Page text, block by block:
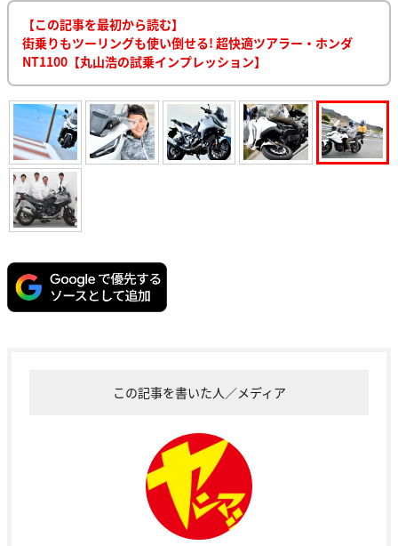
【この記事を最初から読む】
街乗りもツーリングも使い倒せる! 超快適ツアラー・ホンダ
NT1100【丸山浩の試乗インプレッション】
この記事を書いた人／メディア